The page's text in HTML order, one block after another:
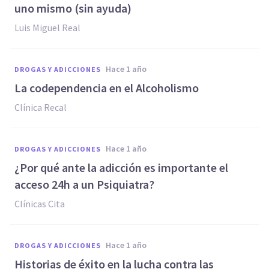
uno mismo (sin ayuda)
Luis Miguel Real
DROGAS Y ADICCIONES hace 1 año
La codependencia en el Alcoholismo
Clínica Recal
DROGAS Y ADICCIONES hace 1 año
¿Por qué ante la adicción es importante el
acceso 24h a un Psiquiatra?
Clínicas Cita
DROGAS Y ADICCIONES hace 1 año
Historias de éxito en la lucha contra las